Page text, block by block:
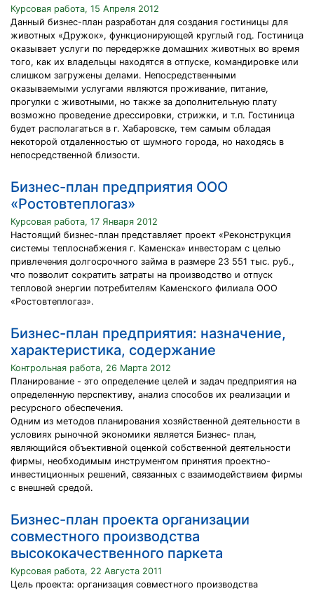
Курсовая работа, 15 Апреля 2012
Данный бизнес-план разработан для создания гостиницы для
животных «Дружок», функционирующей круглый год. Гостиница
оказывает услуги по передержке домашних животных во время
того, как их владельцы находятся в отпуске, командировке или
слишком загружены делами. Непосредственными
оказываемыми услугами являются проживание, питание,
прогулки с животными, но также за дополнительную плату
возможно проведение дрессировки, стрижки, и т.п. Гостиница
будет располагаться в г. Хабаровске, тем самым обладая
некоторой отдаленностью от шумного города, но находясь в
непосредственной близости.
Бизнес-план предприятия ООО
«Ростовтеплогаз»
Курсовая работа, 17 Января 2012
Настоящий бизнес-план представляет проект «Реконструкция
системы теплоснабжения г. Каменска» инвесторам с целью
привлечения долгосрочного займа в размере 23 551 тыс. руб.,
что позволит сократить затраты на производство и отпуск
тепловой энергии потребителям Каменского филиала ООО
«Ростовтеплогаз».
Бизнес-план предприятия: назначение,
характеристика, содержание
Контрольная работа, 26 Марта 2012
Планирование - это определение целей и задач предприятия на
определенную перспективу, анализ способов их реализации и
ресурсного обеспечения.
Одним из методов планирования хозяйственной деятельности в
условиях рыночной экономики является Бизнес- план,
являющийся объективной оценкой собственной деятельности
фирмы, необходимым инструментом принятия проектно-
инвестиционных решений, связанных с взаимодействием фирмы
с внешней средой.
Бизнес-план проекта организации
совместного производства
высококачественного паркета
Курсовая работа, 22 Августа 2011
Цель проекта: организация совместного производства